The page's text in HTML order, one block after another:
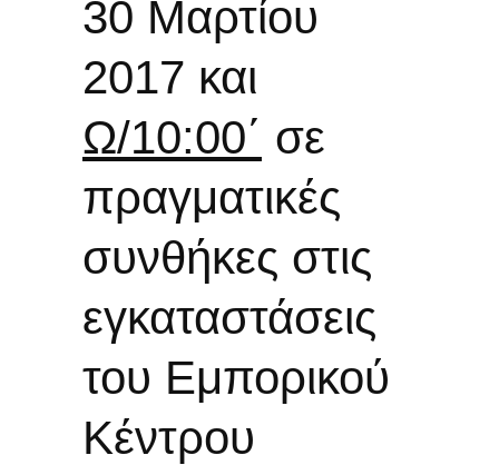
30 Μαρτίου
2017 και
Ω/10:00΄ σε
πραγματικές
συνθήκες στις
εγκαταστάσεις
του Εμπορικού
Κέντρου